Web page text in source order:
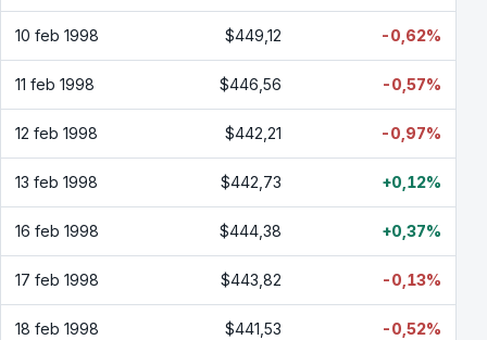
10 feb 1998 $449,12 -0,62%
11 feb 1998 $446,56 -0,57%
12 feb 1998 $442,21 -0,97%
13 feb 1998 $442,73 +0,12%
16 feb 1998 $444,38 +0,37%
17 feb 1998 $443,82 -0,13%
18 feb 1998 $441,53 -0,52%